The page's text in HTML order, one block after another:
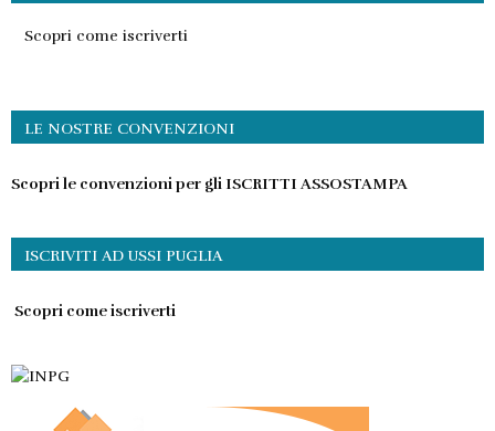
Scopri come iscriverti
LE NOSTRE CONVENZIONI
Scopri le convenzioni per gli ISCRITTI ASSOSTAMPA
ISCRIVITI AD USSI PUGLIA
Scopri come iscriverti